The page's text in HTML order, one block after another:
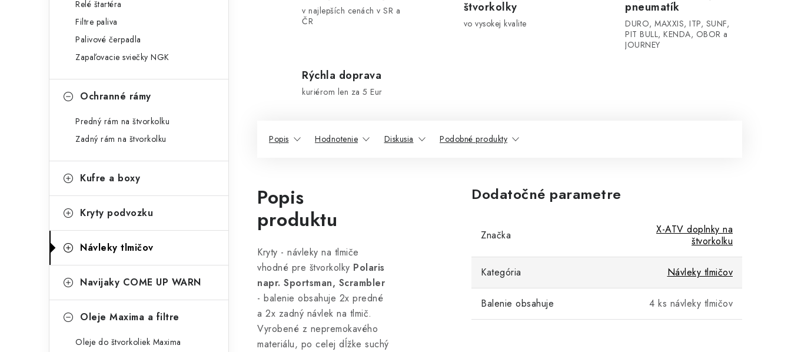
Relé štartéra
Filtre paliva
Palivové čerpadla
Zapaľovacie sviečky NGK
Ochranné rámy
Predný rám na štvorkolku
Zadný rám na štvorkolku
Kufre a boxy
Kryty podvozku
Návleky tlmičov
Navijaky COME UP WARN
Oleje Maxima a filtre
Oleje do štvorkoliek Maxima
v najlepších cenách v SR a
ČR
štvorkolky
vo vysokej kvalite
pneumatík
DURO, MAXXIS, ITP, SUNF,
PIT BULL, KENDA, OBOR a
JOURNEY
Rýchla doprava
kuriérom len za 5 Eur
Popis Hodnotenie Diskusia Podobné produkty
Popis
produktu
Kryty - návleky na tlmiče
vhodné pre štvorkolky Polaris
napr. Sportsman, Scrambler
- balenie obsahuje 2x predné
a 2x zadný návlek na tlmič.
Vyrobené z nepremokavého
materiálu, po celej dĺžke suchý
Dodatočné parametre
Značka
X-ATV doplnky na
štvorkolku
Kategória Návleky tlmičov
Balenie obsahuje 4 ks návleky tlmičov